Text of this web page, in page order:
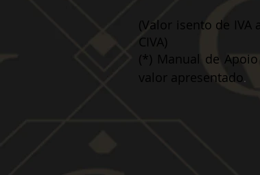
(Valor isento de IVA
CIVA)
(*) Manual de
valor apresentado.